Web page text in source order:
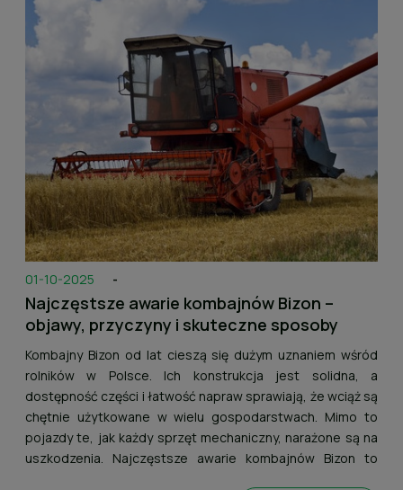
Najczęstsze awarie kombajnów Bizon –
objawy, przyczyny i skuteczne sposoby
zapobiegania
01-10-2025 -
Kombajny Bizon od lat cieszą się dużym uznaniem wśród
rolników w Polsce. Ich konstrukcja jest solidna, a
dostępność części i łatwość napraw sprawiają, że wciąż są
chętnie użytkowane w wielu gospodarstwach. Mimo to
pojazdy te, jak każdy sprzęt mechaniczny, narażone są na
uszkodzenia. Najczęstsze awarie kombajnów Bizon to